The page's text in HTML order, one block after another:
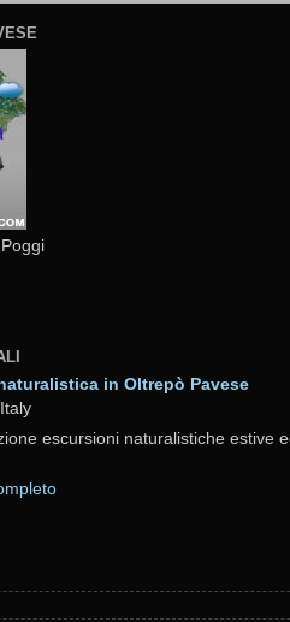
in Oltrepò Pavese
escursioni naturalistiche estive